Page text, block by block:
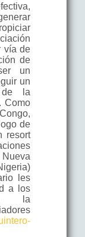
vía de
de
un
un
de la
Como
de
resort
les
a los
la